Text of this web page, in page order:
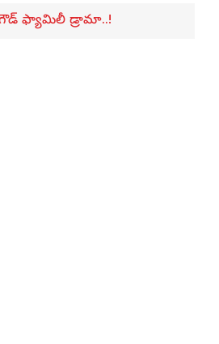
గౌడ్ ఫ్యామిలీ డ్రామా..!